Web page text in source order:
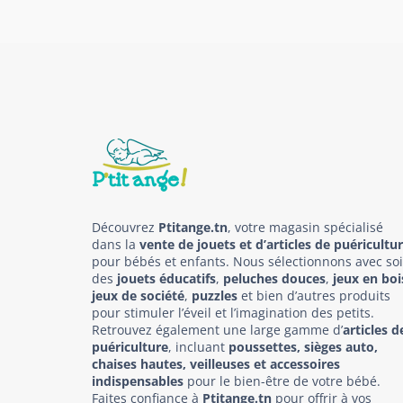
Découvrez Ptitange.tn, votre magasin spécialisé
dans la vente de jouets et d’articles de
pour bébés et enfants. Nous sélectionnons avec
des jouets éducatifs, peluches douces, jeux en
jeux de société, puzzles et bien d’autres produits
pour stimuler l’éveil et l’imagination des petits.
Retrouvez également une large gamme d’articles
puériculture, incluant poussettes, sièges auto,
chaises hautes, veilleuses et accessoires
indispensables pour le bien-être de votre bébé.
Faites confiance à Ptitange.tn pour offrir à vos